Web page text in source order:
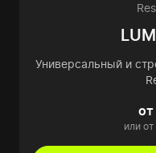
Универсальный и
или